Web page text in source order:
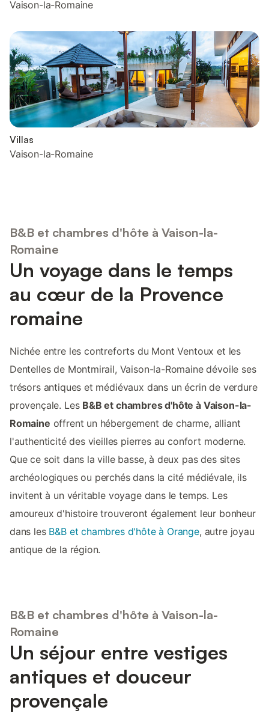
Vaison-la-Romaine
Villas
Vaison-la-Romaine
B&B et chambres d'hôte à Vaison-la-
Romaine
Un voyage dans le temps
au cœur de la Provence
romaine
Nichée entre les contreforts du Mont Ventoux et les
Dentelles de Montmirail, Vaison-la-Romaine dévoile ses
trésors antiques et médiévaux dans un écrin de verdure
provençale. Les B&B et chambres d'hôte à Vaison-la-
Romaine offrent un hébergement de charme, alliant
l'authenticité des vieilles pierres au confort moderne.
Que ce soit dans la ville basse, à deux pas des sites
archéologiques ou perchés dans la cité médiévale, ils
invitent à un véritable voyage dans le temps. Les
amoureux d'histoire trouveront également leur bonheur
dans les B&B et chambres d'hôte à Orange, autre joyau
antique de la région.
B&B et chambres d'hôte à Vaison-la-
Romaine
Un séjour entre vestiges
antiques et douceur
provençale